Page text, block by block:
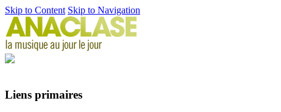
Skip to Content Skip to Navigation
Liens primaires